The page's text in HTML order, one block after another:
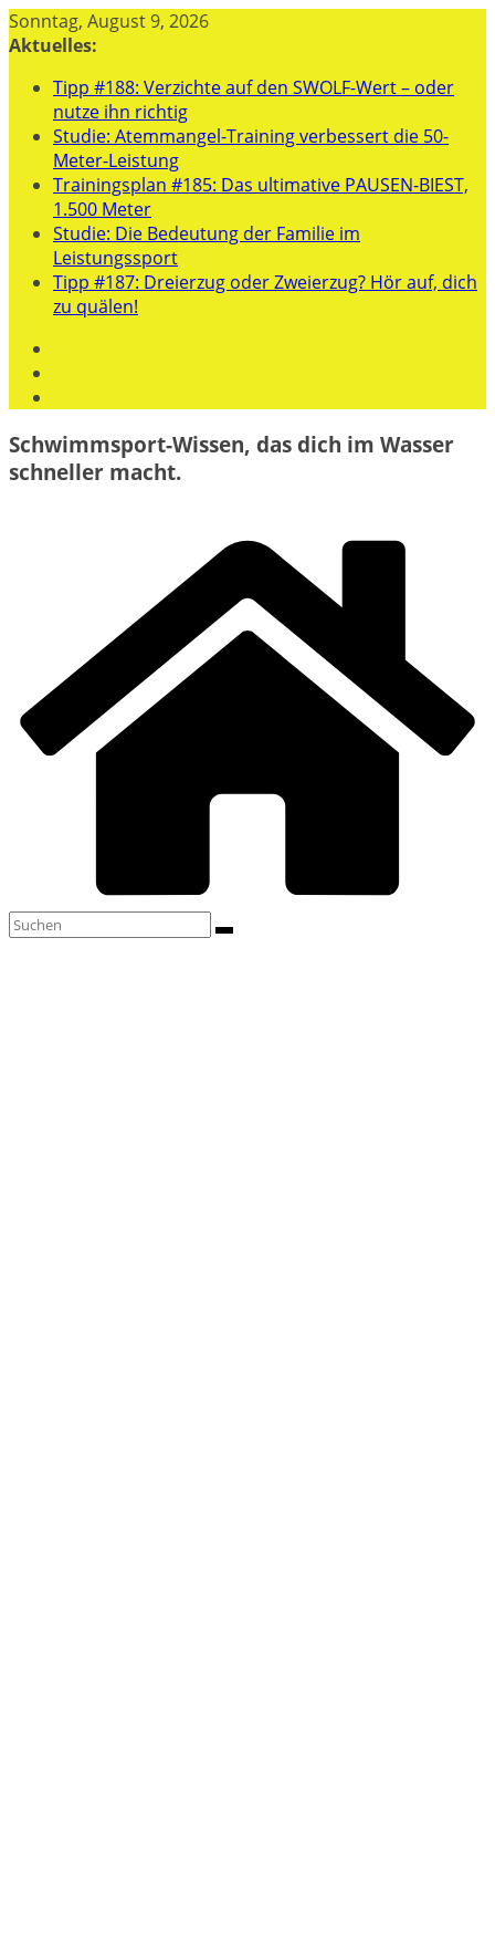
Zum
Inhalt
Sonntag, August 9, 2026
Aktuelles:
Tipp #188: Verzichte auf den SWOLF-Wert – oder
nutze ihn richtig
Studie: Atemmangel-Training verbessert die 50-
Meter-Leistung
Trainingsplan #185: Das ultimative PAUSEN-BIEST,
1.500 Meter
Studie: Die Bedeutung der Familie im
Leistungssport
Tipp #187: Dreierzug oder Zweierzug? Hör auf, dich
zu quälen!
Schwimmsport-Wissen, das dich im Wasser
schneller macht.